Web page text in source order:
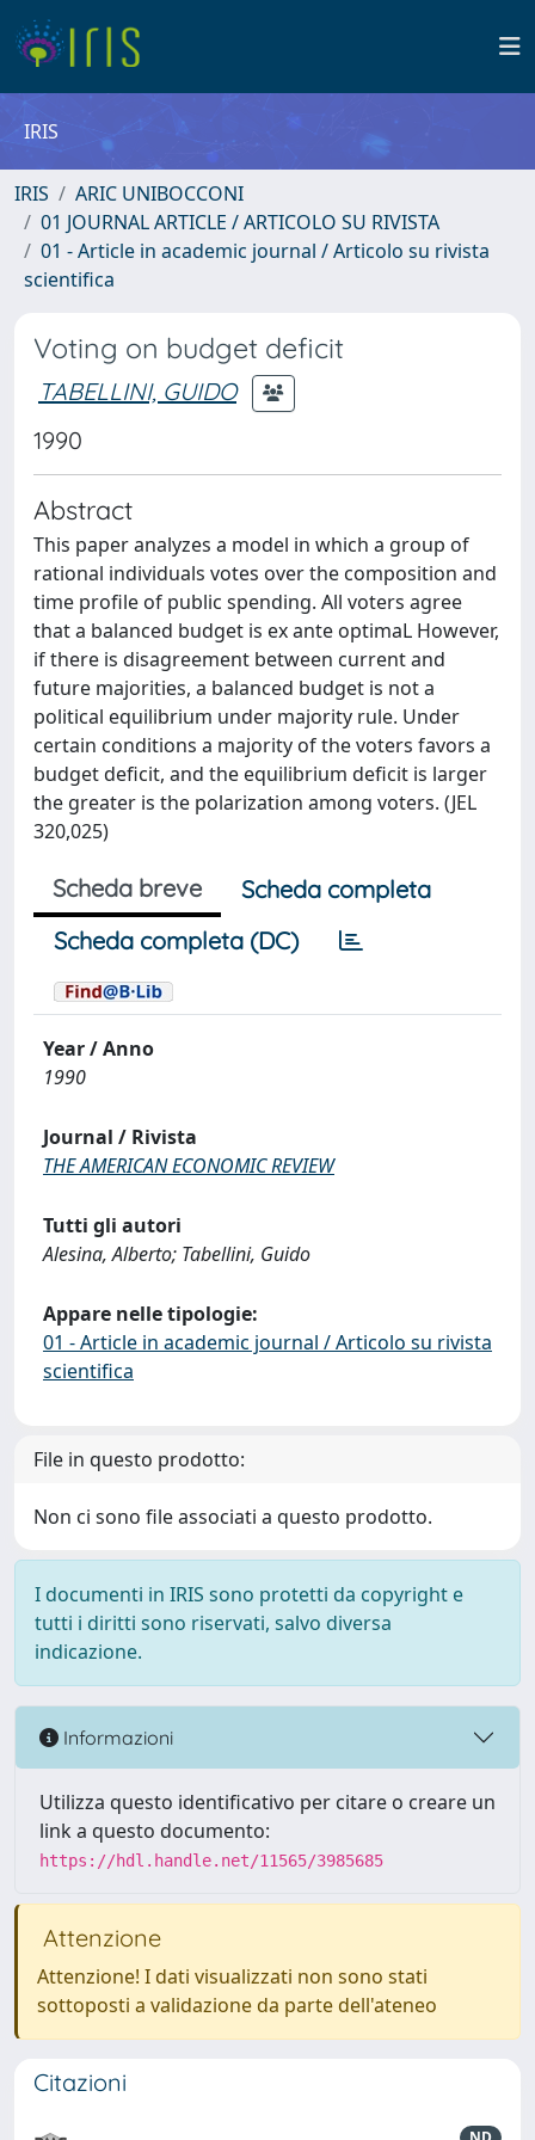
IRIS
IRIS
ARIC UNIBOCCONI
01 JOURNAL ARTICLE / ARTICOLO SU RIVISTA
01 - Article in academic journal / Articolo su rivista
scientifica
Voting on budget deficit
TABELLINI, GUIDO
1990
Abstract
This paper analyzes a model in which a group of
rational individuals votes over the composition and
time profile of public spending. All voters agree
that a balanced budget is ex ante optimaL However,
if there is disagreement between current and
future majorities, a balanced budget is not a
political equilibrium under majority rule. Under
certain conditions a majority of the voters favors a
budget deficit, and the equilibrium deficit is larger
the greater is the polarization among voters. (JEL
320,025)
Scheda breve
Scheda completa
Scheda completa (DC)
Year / Anno
1990
Journal / Rivista
THE AMERICAN ECONOMIC REVIEW
Tutti gli autori
Alesina, Alberto; Tabellini, Guido
Appare nelle tipologie:
01 - Article in academic journal / Articolo su rivista
scientifica
File in questo prodotto:
Non ci sono file associati a questo prodotto.
I documenti in IRIS sono protetti da copyright e
tutti i diritti sono riservati, salvo diversa
indicazione.
Informazioni
Utilizza questo identificativo per citare o creare un
link a questo documento:
https://hdl.handle.net/11565/3985685
Attenzione
Attenzione! I dati visualizzati non sono stati
sottoposti a validazione da parte dell'ateneo
Citazioni